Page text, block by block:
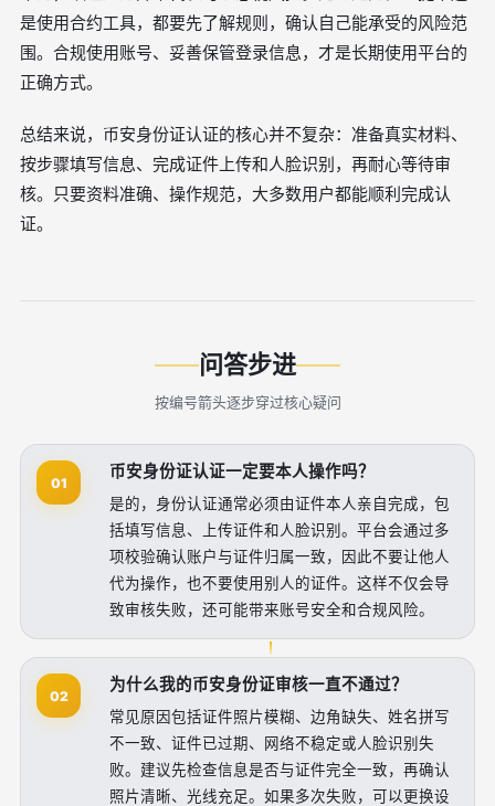
是使用合约工具，都要先了解规则，确认自己能承受的风险范
围。合规使用账号、妥善保管登录信息，才是长期使用平台的
正确方式。
总结来说，币安身份证认证的核心并不复杂：准备真实材料、
按步骤填写信息、完成证件上传和人脸识别，再耐心等待审
核。只要资料准确、操作规范，大多数用户都能顺利完成认
证。
问答步进
按编号箭头逐步穿过核心疑问
01
币安身份证认证一定要本人操作吗？
是的，身份认证通常必须由证件本人亲自完成，包
括填写信息、上传证件和人脸识别。平台会通过多
项校验确认账户与证件归属一致，因此不要让他人
代为操作，也不要使用别人的证件。这样不仅会导
致审核失败，还可能带来账号安全和合规风险。
02
为什么我的币安身份证审核一直不通过？
常见原因包括证件照片模糊、边角缺失、姓名拼写
不一致、证件已过期、网络不稳定或人脸识别失
败。建议先检查信息是否与证件完全一致，再确认
照片清晰、光线充足。如果多次失败，可以更换设